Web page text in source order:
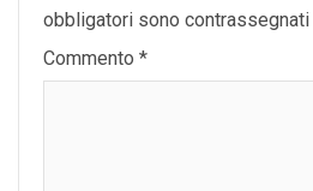
obbligatori sono contrassegnati
Commento *